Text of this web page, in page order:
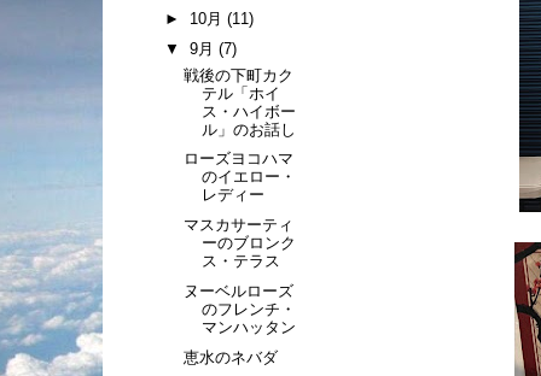
► 10月 (11)
▼ 9月 (7)
戦後の下町カク
テル「ホイ
ス・ハイボー
ル」のお話し
ローズヨコハマ
のイエロー・
レディー
マスカサーティ
ーのブロンク
ス・テラス
ヌーベルローズ
のフレンチ・
マンハッタン
恵水のネバダ